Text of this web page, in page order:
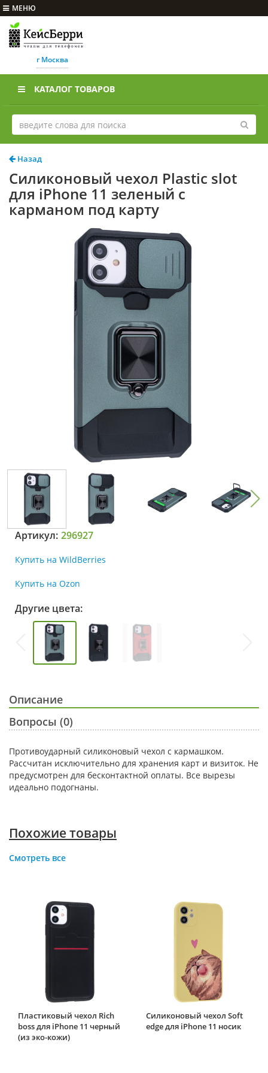
МЕНЮ
г Москва
КАТАЛОГ ТОВАРОВ
Назад
Силиконовый чехол Plastic slot
для iPhone 11 зеленый с
карманом под карту
Артикул: 296927
Купить на WildBerries
Купить на Ozon
Другие цвета:
Описание
Вопросы (0)
Противоударный силиконовый чехол с кармашком.
Рассчитан исключительно для хранения карт и визиток. Не
предусмотрен для бесконтактной оплаты. Все вырезы
идеально подогнаны.
Похожие товары
Смотреть все
Пластиковый чехол Rich
boss для iPhone 11 черный
(из эко-кожи)
Силиконовый чехол Soft
edge для iPhone 11 носик